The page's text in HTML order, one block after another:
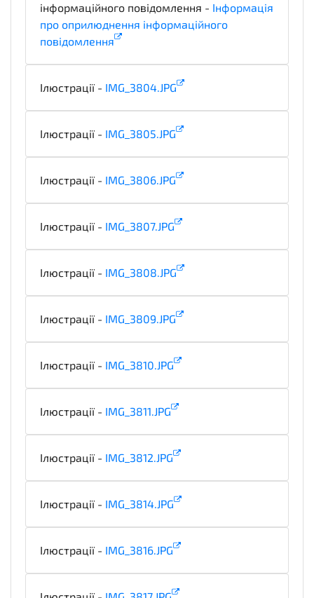
інформаційного повідомлення - Інформація
про оприлюднення інформаційного
повідомлення
Ілюстрації - IMG_3804.JPG
Ілюстрації - IMG_3805.JPG
Ілюстрації - IMG_3806.JPG
Ілюстрації - IMG_3807.JPG
Ілюстрації - IMG_3808.JPG
Ілюстрації - IMG_3809.JPG
Ілюстрації - IMG_3810.JPG
Ілюстрації - IMG_3811.JPG
Ілюстрації - IMG_3812.JPG
Ілюстрації - IMG_3814.JPG
Ілюстрації - IMG_3816.JPG